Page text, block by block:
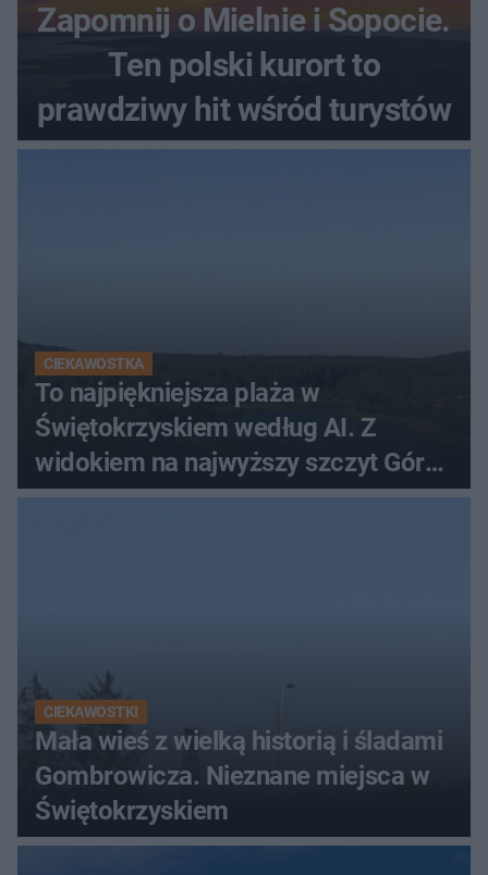
Zapomnij o Mielnie i Sopocie.
Ten polski kurort to
prawdziwy hit wśród turystów
CIEKAWOSTKA
To najpiękniejsza plaża w
Świętokrzyskiem według AI. Z
widokiem na najwyższy szczyt Gór
Świętokrzyskich
CIEKAWOSTKI
Mała wieś z wielką historią i śladami
Gombrowicza. Nieznane miejsca w
Świętokrzyskiem